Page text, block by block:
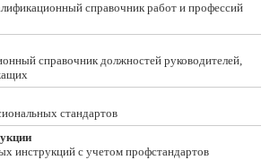
справочник работ и профессий
справочник должностей руководителей,
стандартов
инструкций с учетом профстандартов